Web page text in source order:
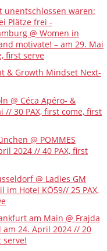
unentschlossen waren:
Plätze frei -
@ Women in
motivate! – am 29. Mai
first serve
& Growth Mindset Next-
@ Céca Apéro- &
// 30 PAX, first come, first
@ POMMES
2024 // 40 PAX, first
@ Ladies GM
im Hotel KÖ59// 25 PAX,
am Main @ Frajda
24. April 2024 // 20
serve!